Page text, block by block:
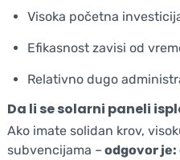
Visoka početna
Efikasnost zavisi od
Relativno dugo
Da li se solarni paneli
Ako imate solidan krov,
subvencijama – odgovor je: